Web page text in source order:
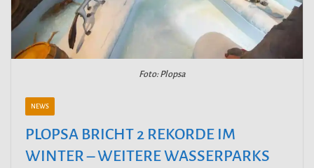
Foto: Plopsa
NEWS
PLOPSA BRICHT 2 REKORDE IM
WINTER – WEITERE WASSERPARKS